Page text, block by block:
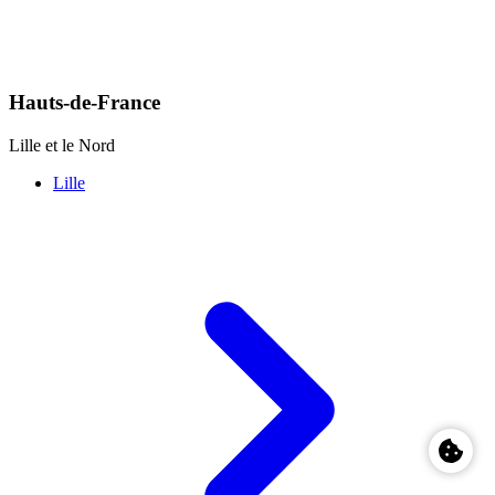
Hauts-de-France
Lille et le Nord
Lille